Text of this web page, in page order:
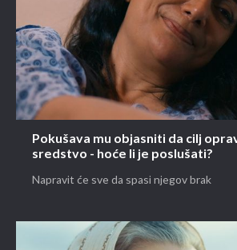
Pokušava mu objasniti da cilj
sredstvo - hoće li je poslušati?
Napravit će sve da spasi njegov brak